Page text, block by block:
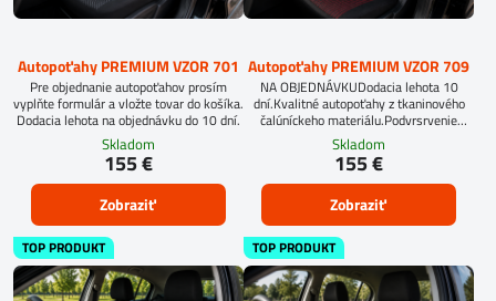
Autopoťahy PREMIUM VZOR 701
Pre objednanie autopoťahov prosím
vyplňte formulár a vložte tovar do košíka.
Dodacia lehota na objednávku do 10 dní.
Skladom
155 €
Zobraziť
Autopoťahy PREMIUM VZOR 709
NA OBJEDNÁVKUDodacia lehota 10
dní.Kvalitné autopoťahy z tkaninového
čalúníckeho materiálu.Podvrsrvenie
molitan 5 mm.
Skladom
155 €
Zobraziť
TOP PRODUKT TOP PRODUKT